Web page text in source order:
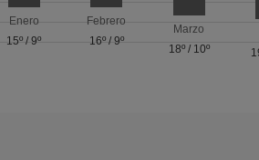
Enero
15º /9º
Febrero
16º/ 9º
Marzo
18º/ 10º